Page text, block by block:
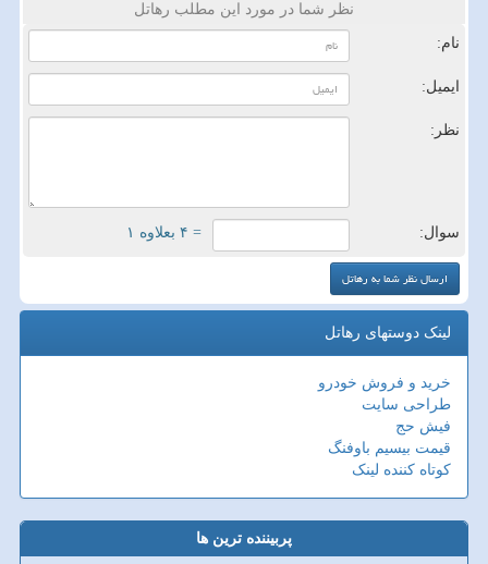
نظر شما در مورد این مطلب رهاتل
نام:
ایمیل:
نظر:
سوال: = ۴ بعلاوه ۱
لینک دوستهای رهاتل
خرید و فروش خودرو
طراحی سایت
فیش حج
قیمت بیسیم باوفنگ
کوتاه کننده لینک
پربیننده ترین ها